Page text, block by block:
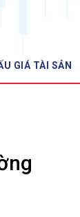
GIÁ TÀI SẢN